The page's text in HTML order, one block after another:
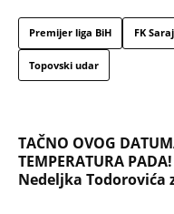
Premijer liga BiH FK
Topovski udar
TAČNO OVOG
TEMPERATURA
Nedeljka Todorovića